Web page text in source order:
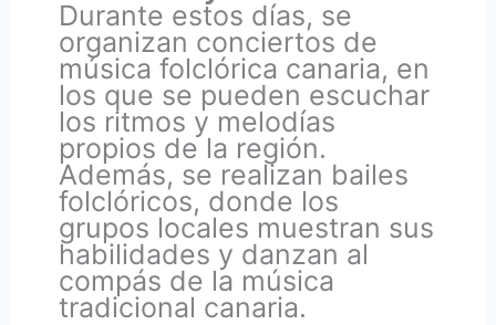
Durante estos días, se
organizan conciertos de
música folclórica canaria, en
los que se pueden escuchar
los ritmos y melodías
propios de la región.
Además, se realizan bailes
folclóricos, donde los
grupos locales muestran sus
habilidades y danzan al
compás de la música
tradicional canaria.